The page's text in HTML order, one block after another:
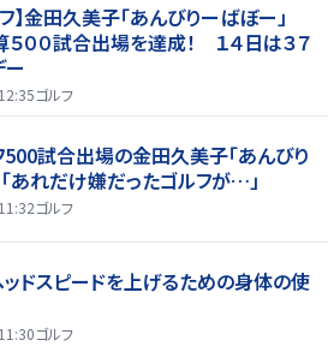
】金田久美子「あんびりーばぼー」
００試合出場を達成！ １４日は３７
ゴルフ
試合出場の金田久美子「あんびり
あれだけ嫌だったゴルフが…」
ゴルフ
ッドスピードを上げるための身体の使
ゴルフ